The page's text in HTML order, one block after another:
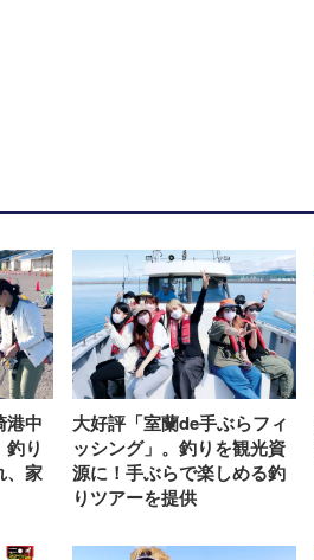
港中
り
、家
大好評「室蘭de手ぶらフィ
ッシング」。釣りを観光資
源に！手ぶらで楽しめる釣
りツアーを提供